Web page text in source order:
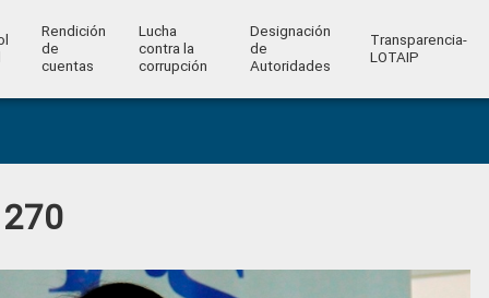
Rendición
de
cuentas
Lucha
contra la
corrupción
Designación
de
Autoridades
Transparencia-
LOTAIP
270